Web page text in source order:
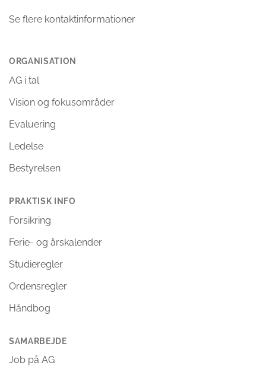
Se flere kontaktinformationer
ORGANISATION
AG i tal
Vision og fokusområder
Evaluering
Ledelse
Bestyrelsen
PRAKTISK INFO
Forsikring
Ferie- og årskalender
Studieregler
Ordensregler
Håndbog
SAMARBEJDE
Job på AG